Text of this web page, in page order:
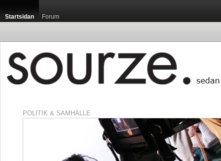
Startsidan Forum
POLITIK & SAMHÄLLE